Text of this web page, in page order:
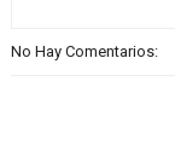
No Hay Comentarios: